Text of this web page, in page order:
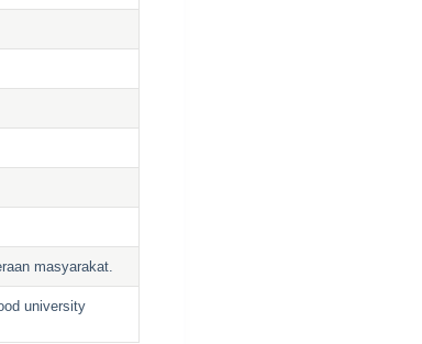
masyarakat.
university